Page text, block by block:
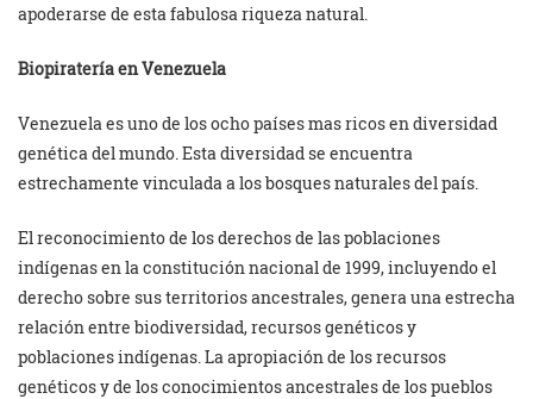
apoderarse de esta fabulosa riqueza natural.
Biopiratería en Venezuela
Venezuela es uno de los ocho países mas ricos en diversidad
genética del mundo. Esta diversidad se encuentra
estrechamente vinculada a los bosques naturales del país.
El reconocimiento de los derechos de las poblaciones
indígenas en la constitución nacional de 1999, incluyendo el
derecho sobre sus territorios ancestrales, genera una estrecha
relación entre biodiversidad, recursos genéticos y
poblaciones indígenas. La apropiación de los recursos
genéticos y de los conocimientos ancestrales de los pueblos